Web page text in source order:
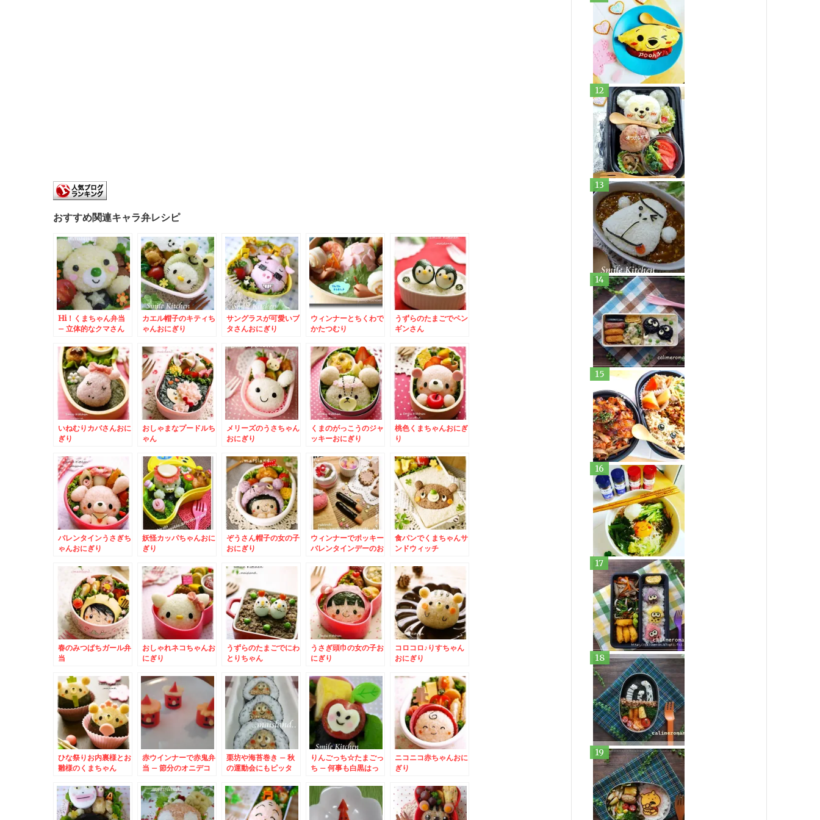
おすすめ関連キャラ弁レシピ
Hi！くまちゃん弁当
– 立体的なクマさん
カエル帽子のキティち
ゃんおにぎり
サングラスが可愛いブ
タさんおにぎり
ウィンナーとちくわで
かたつむり
うずらのたまごでペン
ギンさん
いねむりカバさんおに
ぎり
おしゃまなプードルち
ゃん
メリーズのうさちゃん
おにぎり
くまのがっこうのジャ
ッキーおにぎり
桃色くまちゃんおにぎ
り
バレンタインうさぎち
ゃんおにぎり
妖怪カッパちゃんおに
ぎり
ぞうさん帽子の女の子
おにぎり
ウィンナーでポッキー
バレンタインデーのお
食パンでくまちゃんサ
ンドウィッチ
春のみつばちガール弁
当
おしゃれネコちゃんお
にぎり
うずらのたまごでにわ
とりちゃん
うさぎ頭巾の女の子お
にぎり
コロコロ♪りすちゃん
おにぎり
ひな祭りお内裏様とお
雛様のくまちゃん
赤ウインナーで赤鬼弁
当 – 節分のオニデコ
栗坊や海苔巻き – 秋
の運動会にもピッタ
りんごっち☆たまごっ
ち – 何事も白黒はっ
ん♪
ニコニコ赤ちゃんおに
ぎり